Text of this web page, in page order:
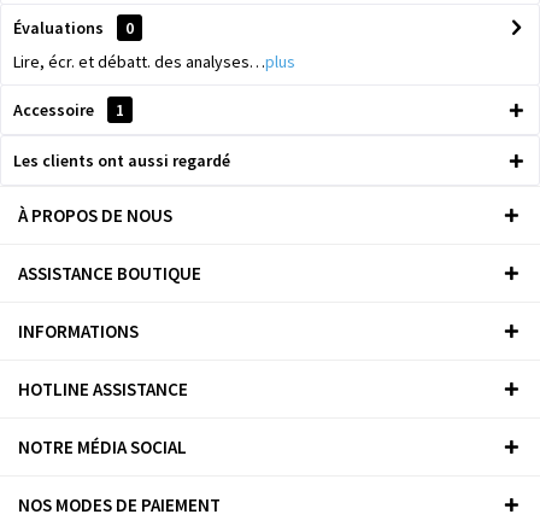
Évaluations
0
Lire, écr. et débatt. des analyses…plus
Accessoire 1
Les clients ont aussi regardé
À PROPOS DE NOUS
ASSISTANCE BOUTIQUE
INFORMATIONS
HOTLINE ASSISTANCE
NOTRE MÉDIA SOCIAL
NOS MODES DE PAIEMENT